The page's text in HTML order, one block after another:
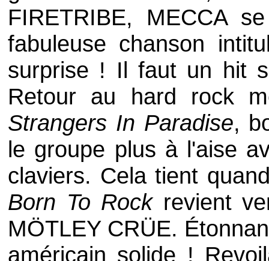
FIRETRIBE, MECCAse
fabuleuse chanson
surprise ! Il faut un hit
Retour au hard rock
Strangers In Paradise,
le groupe plus à l'aise
claviers. Cela tient
Born To Rockrevient
MÖTLEY CRÜE.
américain solide !